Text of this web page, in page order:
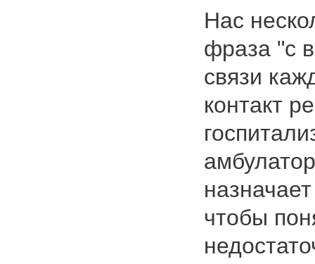
Нас
фраза "с
связи
контакт
чтобы